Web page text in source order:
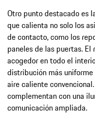
Otro punto destacado es
que calienta no solo los
de contacto, como los
paneles de las puertas.
acogedor en todo el
distribución más
aire caliente
complementan con una
comunicación ampliada.